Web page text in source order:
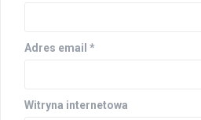
Adres email *
Witryna internetowa